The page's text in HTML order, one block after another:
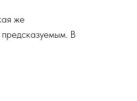
же
В